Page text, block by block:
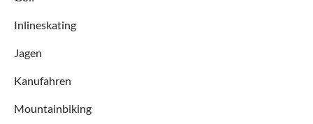
Inlineskating
Jagen
Kanufahren
Mountainbiking